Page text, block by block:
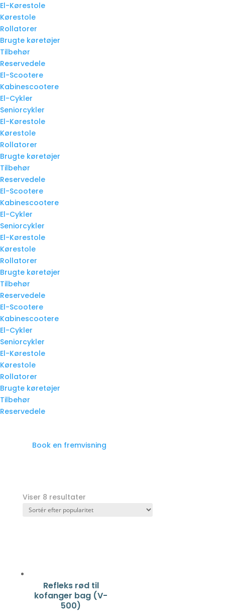
El-Kørestole
Kørestole
Rollatorer
Brugte køretøjer
Tilbehør
Reservedele
El-Scootere
Kabinescootere
El-Cykler
Seniorcykler
El-Kørestole
Kørestole
Rollatorer
Brugte køretøjer
Tilbehør
Reservedele
El-Scootere
Kabinescootere
El-Cykler
Seniorcykler
El-Kørestole
Kørestole
Rollatorer
Brugte køretøjer
Tilbehør
Reservedele
El-Scootere
Kabinescootere
El-Cykler
Seniorcykler
El-Kørestole
Kørestole
Rollatorer
Brugte køretøjer
Tilbehør
Reservedele
Book en fremvisning
Viser 8 resultater
Refleks rød til
kofanger bag (V-
500)